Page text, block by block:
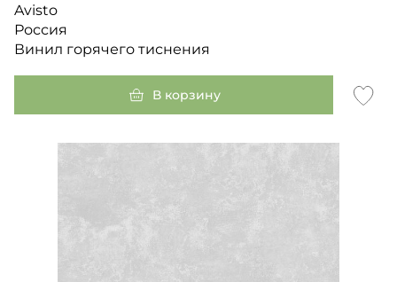
Avisto
Россия
Винил горячего тиснения
В корзину